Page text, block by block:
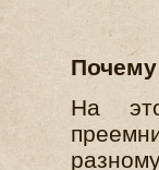
На